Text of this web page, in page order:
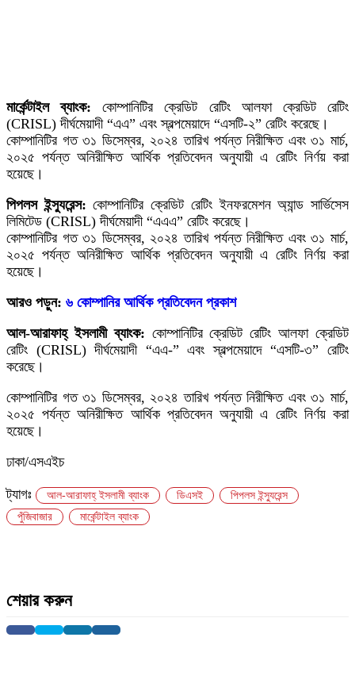
মার্কেন্টাইল ব্যাংক: কোম্পানিটির ক্রেডিট রেটিং আলফা ক্রেডিট রেটিং
(CRISL) দীর্ঘমেয়াদী “এএ” এবং স্বল্পমেয়াদে “এসটি-২” রেটিং করেছে।
কোম্পানিটির গত ৩১ ডিসেম্বর, ২০২৪ তারিখ পর্যন্ত নিরীক্ষিত এবং ৩১ মার্চ,
২০২৫ পর্যন্ত অনিরীক্ষিত আর্থিক প্রতিবেদন অনুযায়ী এ রেটিং নির্ণয় করা
হয়েছে।
পিপলস ইন্স্যুরেন্স: কোম্পানিটির ক্রেডিট রেটিং ইনফরমেশন অ্যান্ড সার্ভিসেস
লিমিটেড (CRISL) দীর্ঘমেয়াদী “এএএ” রেটিং করেছে।
কোম্পানিটির গত ৩১ ডিসেম্বর, ২০২৪ তারিখ পর্যন্ত নিরীক্ষিত এবং ৩১ মার্চ,
২০২৫ পর্যন্ত অনিরীক্ষিত আর্থিক প্রতিবেদন অনুযায়ী এ রেটিং নির্ণয় করা
হয়েছে।
আরও পড়ুন: ৬ কোম্পানির আর্থিক প্রতিবেদন প্রকাশ
আল-আরাফাহ্‌ ইসলামী ব্যাংক: কোম্পানিটির ক্রেডিট রেটিং আলফা ক্রেডিট
রেটিং (CRISL) দীর্ঘমেয়াদী “এএ-” এবং স্বল্পমেয়াদে “এসটি-৩” রেটিং
করেছে।
কোম্পানিটির গত ৩১ ডিসেম্বর, ২০২৪ তারিখ পর্যন্ত নিরীক্ষিত এবং ৩১ মার্চ,
২০২৫ পর্যন্ত অনিরীক্ষিত আর্থিক প্রতিবেদন অনুযায়ী এ রেটিং নির্ণয় করা
হয়েছে।
ঢাকা/এসএইচ
ট্যাগঃ আল-আরাফাহ্‌ ইসলামী ব্যাংক ডিএসই
পিপলস ইন্স্যুরেন্স
পুঁজিবাজার
মার্কেন্টাইল ব্যাংক
শেয়ার করুন